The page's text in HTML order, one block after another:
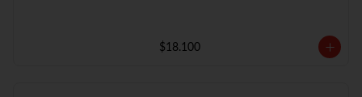
$18.100